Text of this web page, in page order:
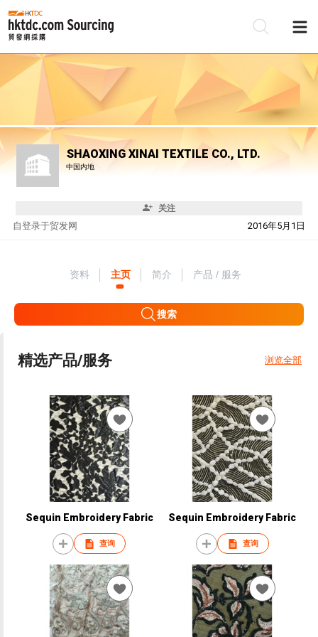
SHAOXING XINAI TEXTILE CO., LTD.
中国内地
关注
自 2016年5月1日
登录于贸发网
资料 主页 简介 产品 / 服务
搜索
精选产品/服务 浏览全部
Sequin Embroidery Fabric
查询
Sequin Embroidery Fabric
查询